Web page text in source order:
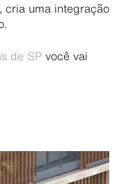
cria uma integração
de SP você vai